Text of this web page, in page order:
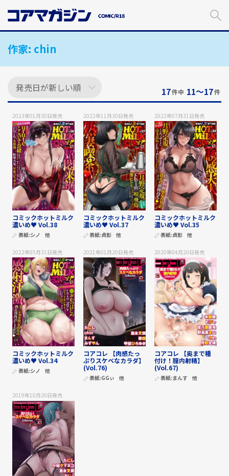
ン
作家: chin
17件中 11〜17件
2023年01月30日発売
コミックホットミルク
濃いめ♥ Vol.38
表紙:シノ 他
2022年11月30日発売
コミックホットミルク
濃いめ♥ Vol.37
表紙:貞影 他
2022年07月31日発売
コミックホットミルク
濃いめ♥ Vol.35
表紙:貞影 他
2022年05月31日発売
コミックホットミルク
濃いめ♥ Vol.34
表紙:シノ 他
2021年01月20日発売
コアコレ 【肉感たっ
ぷりスケベなカラダ】
(Vol.76)
表紙:GGぃ 他
2020年04月20日発売
コアコレ 【奥まで種
付け！膣内射精】
(Vol.67)
表紙:まんす 他
2019年10月20日発売